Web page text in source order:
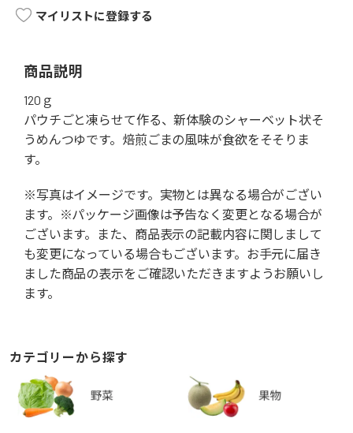
マイリストに登録する
商品説明
120ｇ
パウチごと凍らせて作る、新体験のシャーベット状そ
うめんつゆです。焙煎ごまの風味が食欲をそそりま
す。
※写真はイメージです。実物とは異なる場合がござい
ます。※パッケージ画像は予告なく変更となる場合が
ございます。また、商品表示の記載内容に関しまして
も変更になっている場合もございます。お手元に届き
ました商品の表示をご確認いただきますようお願いし
ます。
カテゴリーから探す